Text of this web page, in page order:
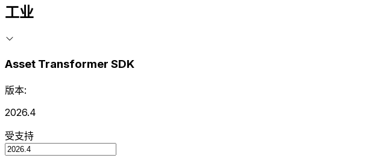
工业
Asset Transformer SDK
版本:
2026.4
受支持